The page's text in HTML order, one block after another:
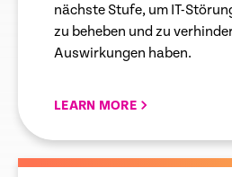
nächste Stufe, um IT-
zu beheben und zu
Auswirkungen haben.
LEARN MORE
empty